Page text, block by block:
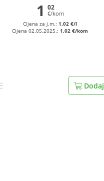
1 02
€/kom
Cijena za j.m.:1,02 €/l
Cijena 02.05.2025.:1,02 €/kom
Dodaj